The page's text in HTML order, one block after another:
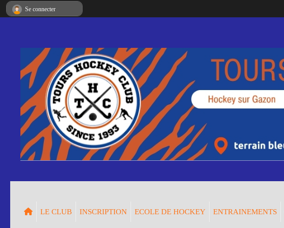
LE CLUB INSCRIPTION ECOLE DE HOCKEY ENTRAINEMENTS
Se connecter
Panneau de gestion des cookies